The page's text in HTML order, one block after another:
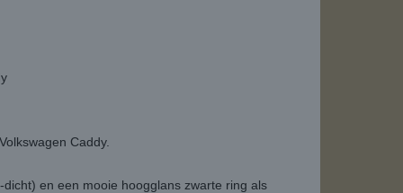
Caddy.
en een mooie hoogglans zwarte ring als